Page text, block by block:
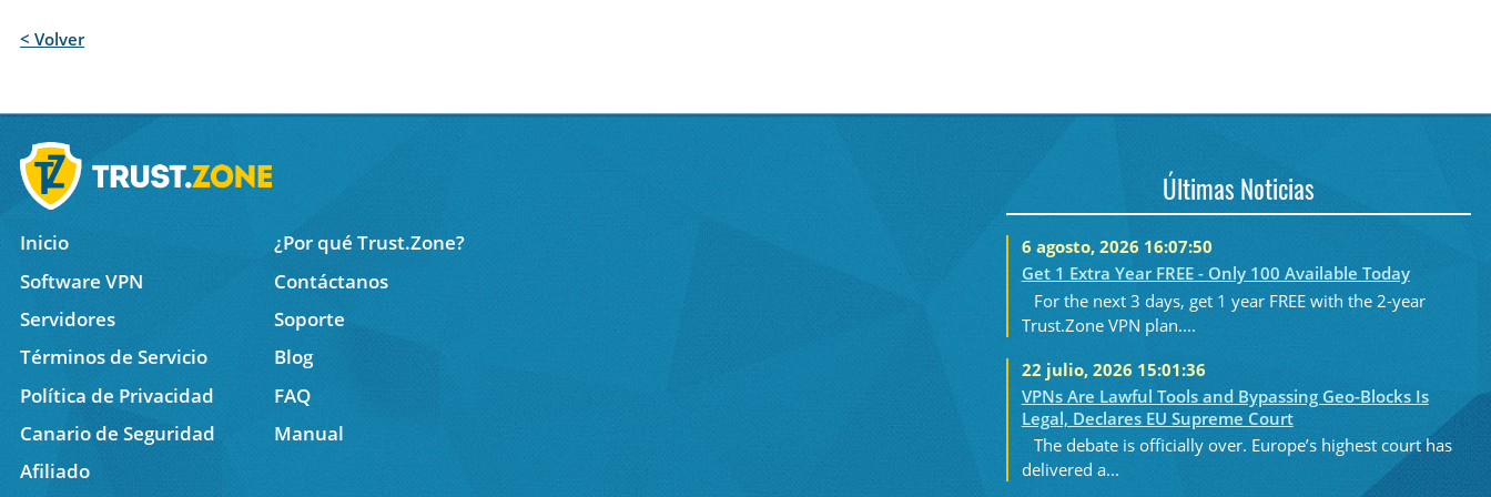
< Volver
Inicio
¿Por qué Trust.Zone?
Software VPN
Contáctanos
Servidores
Soporte
Términos de Servicio
Blog
Política de Privacidad
FAQ
Canario de Seguridad
Manual
Afiliado
Últimas Noticias
6 agosto, 2026 16:07:50
Get 1 Extra Year FREE - Only 100 Available Today
For the next 3 days, get 1 year FREE with the 2-year
Trust.Zone VPN plan....
22 julio, 2026 15:01:36
VPNs Are Lawful Tools and Bypassing Geo-Blocks Is
Legal, Declares EU Supreme Court
The debate is officially over. Europe’s highest court has
delivered a...